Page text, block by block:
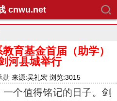
cnwu.net
育基金首届（助学）
河县城举行
勋 来源:吴礼宏 浏览:3015
个值得铭记的日子。剑